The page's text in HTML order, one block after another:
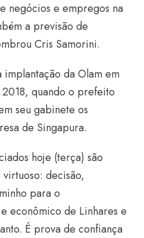
negócios e empregos na
a previsão de
Cris Samorini.
da Olam em
quando o prefeito
seu gabinete os
de Singapura.
hoje (terça) são
decisão,
para o
econômico de Linhares e
É prova de confiança